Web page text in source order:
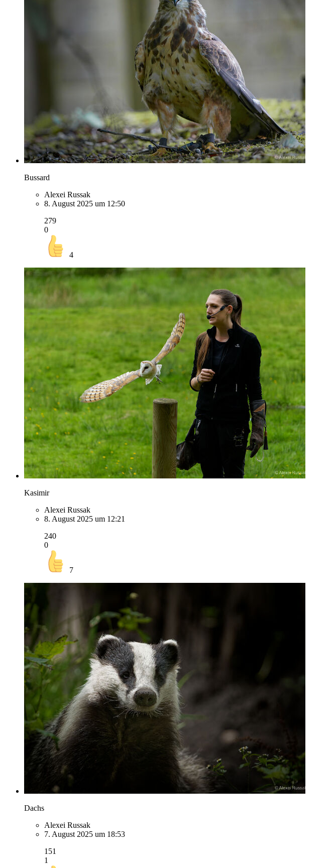
Bussard
Alexei Russak
8. August 2025 um 12:50
279
0
4
Kasimir
Alexei Russak
8. August 2025 um 12:21
240
0
7
Dachs
Alexei Russak
7. August 2025 um 18:53
151
1